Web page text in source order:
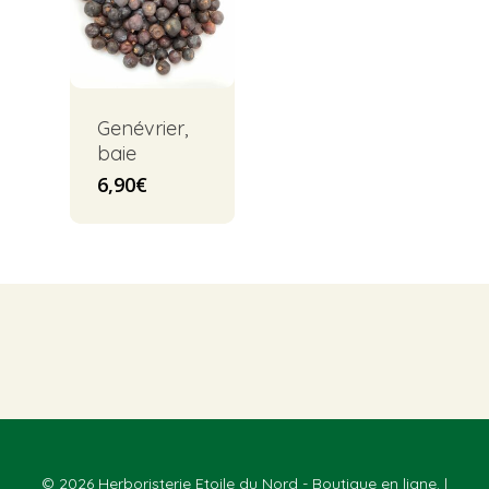
Genévrier,
baie
6,90€
© 2026 Herboristerie Etoile du Nord - Boutique en ligne. |